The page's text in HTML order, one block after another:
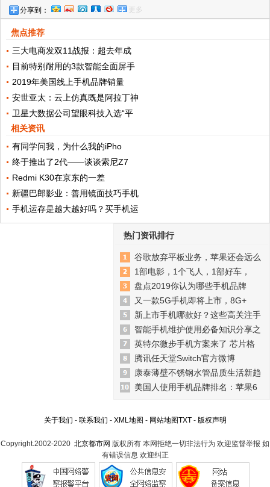
分享到： 更多
焦点推荐
三大电商发双11战报：超去年成
目前特别耐用的3款智能全面屏手
2019年美国线上手机品牌销量
安世亚太：云上仿真既是阿拉丁神
卫星大数据公司望眼科技入选“平
相关资讯
有同学问我，为什么我的iPho
终于推出了2代——谈谈索尼Z7
Redmi K30在京东的一差
新疆巴郎影业：善用镜面技巧手机
手机运存是越大越好吗？买手机运
热门资讯排行
谷歌放弃平板业务，苹果还会远么
1部电影，1个飞人，1部好车，
盘点2019你认为哪些手机品牌
又一款5G手机即将上市，8G+
新上市手机哪款好？这些高关注手
智能手机维护使用必备知识分享之
英特尔微步手机方案来了 芯片格
腾讯任天堂Switch官方微博
康泰薄壁不锈钢水管品质生活新趋
美国人使用手机品牌排名：苹果6
关于我们 - 联系我们 - XML地图 - 网站地图TXT- 版权声明
Copyright.2002-2020 北京都市网 版权所有 本网拒绝一切非法行为 欢迎监督举报 如
有错误信息 欢迎纠正